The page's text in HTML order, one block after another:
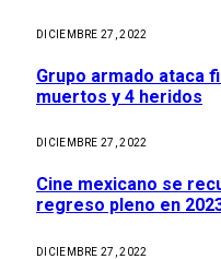
DICIEMBRE 27, 2022
Grupo armado ataca
muertos y 4 heridos
DICIEMBRE 27, 2022
Cine mexicano se
regreso pleno en
DICIEMBRE 27, 2022